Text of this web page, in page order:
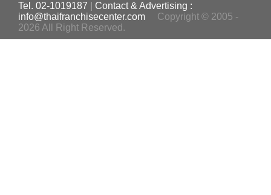
Tel. 02-1019187
Contact & Advertising :
info@thaifranchisecenter.com
Copyright © 2005 -
2026 All Right Reserved.